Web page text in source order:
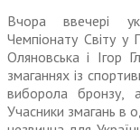
Вчора ввечері
Чемпіонату Світу у
Оляновська і Ігор
змаганнях із
виборола бронзу,
Учасники змагань в